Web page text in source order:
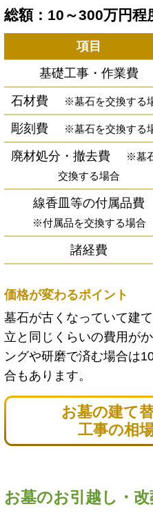
総額：10～300万円程
項目
基礎工事・作業費
石材費
※墓石を交換する
彫刻費
※墓石を交換する
廃材処分・撤去費
※墓
交換する場合
線香皿等の付属品費
※付属品を交換する場合
諸経費
価格が変わるポイント
墓石が古くなっていて建
立と同じくらいの費用が
ングや研磨で済む場合は
合もあります。
お墓の建て
工事の相
お墓のお引越し・